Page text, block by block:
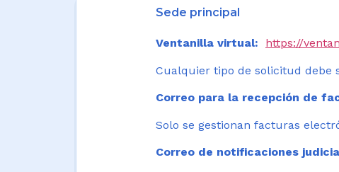
Sede principal
Ventanilla virtual: https://
Cualquier tipo de solicitud debe
Correo para la recepción de
Solo se gestionan facturas
Correo de notificaciones